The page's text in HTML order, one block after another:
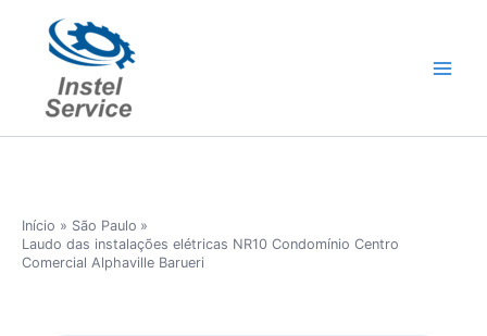
conteúdo
Início
São Paulo
Laudo das instalações elétricas NR10 Condomínio Centro
Comercial Alphaville Barueri